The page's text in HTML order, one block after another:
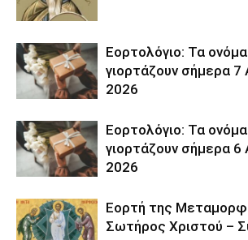
Εορτολόγιο: Τα
γιορτάζουν σήμερα 7
2026
Εορτολόγιο: Τα
γιορτάζουν σήμερα 6
2026
Εορτή της
Σωτήρος Χριστού –